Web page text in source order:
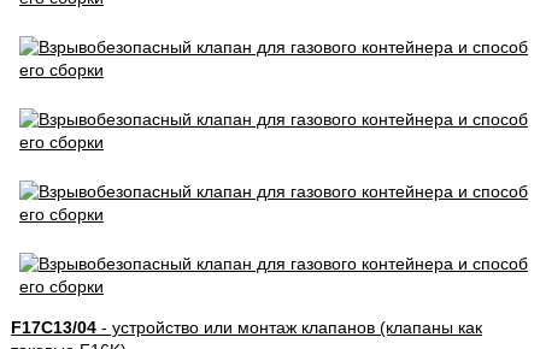
F17C13/04- устройство или монтаж клапанов (клапаны как